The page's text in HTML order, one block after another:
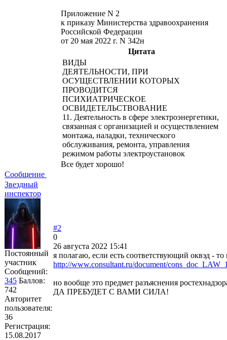
Приложение N 2
к приказу Министерства здравоохранения
Российской Федерации
от 20 мая 2022 г. N 342н
Цитата
ВИДЫ
ДЕЯТЕЛЬНОСТИ, ПРИ
ОСУЩЕСТВЛЕНИИ КОТОРЫХ
ПРОВОДИТСЯ
ПСИХИАТРИЧЕСКОЕ
ОСВИДЕТЕЛЬСТВОВАНИЕ
11. Деятельность в сфере электроэнергетики,
связанная с организацией и осуществлением
монтажа, наладки, технического
обслуживания, ремонта, управления
режимом работы электроустановок
Все будет хорошо!
Сообщение
Звездный
инспектор
Постоянный
участник
Сообщений:
345 Баллов:
742
Авторитет
пользователя:
36
Регистрация:
15.08.2017
#2
0
26 августа 2022 15:41
я полагаю, если есть соответствующий оквэд -
http://www.consultant.ru/document/
но вообще это предмет разъяснения
ДА ПРЕБУДЕТ С ВАМИ СИЛА!